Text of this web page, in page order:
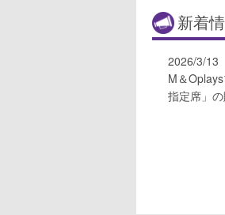
新着
2026/3/13
M＆
指定席」の